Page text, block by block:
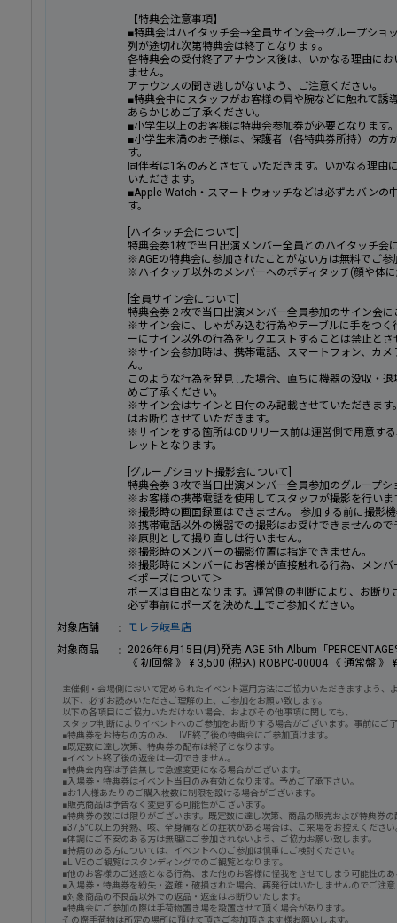
【特典会注意事項】
■特典会はハイタッチ会→全員サイン会→グループショ
列が途切れ次第特典会は終了となります。
各特典会の受付終了アナウンス後は、いかなる理由に
ません。
アナウンスの聞き逃しがないよう、ご注意ください。
■特典会中にスタッフがお客様の肩や腕などに触れて誘
あらかじめご了承ください。
■小学生以上のお客様は特典会参加券が必要となります
■小学生未満のお子様は、保護者（各特典券所持）の方
す。
同伴者は1名のみとさせていただきます。いかなる理由
いただきます。
■Apple Watch・スマートウォッチなどは必ずカバンの
す。
[ハイタッチ会について]
特典会券1枚で当日出演メンバー全員とのハイタッチ会
※AGEの特典会に参加されたことがない方は無料でご参
※ハイタッチ以外のメンバーへのボディタッチ(顔や体
[全員サイン会について]
特典会券２枚で当日出演メンバー全員参加のサイン会
※サイン会に、しゃがみ込む行為やテーブルに手をつ
ーにサイン以外の行為をリクエストすることは禁止とさ
※サイン会参加時は、携帯電話、スマートフォン、カ
ん。
このような行為を発見した場合、直ちに機器の没収・
めご了承ください。
※サイン会はサインと日付のみ記載させていただきま
はお断りさせていただきます。
※サインをする箇所はCDリリース前は運営側で用意す
レットとなります。
[グループショット撮影会について]
特典会券３枚で当日出演メンバー全員参加のグループ
※お客様の携帯電話を使用してスタッフが撮影を行いま
※撮影時の画面録画はできません。 参加する前に撮影
※携帯電話以外の機器での撮影はお受けできませんので
※原則として撮り直しは行いません。
※撮影時のメンバーの撮影位置は指定できません。
※撮影時にメンバーにお客様が直接触れる行為、メン
＜ポーズについて＞
ポーズは自由となります。運営側の判断により、お断
必ず事前にポーズを決めた上でご参加ください。
対象店舗
モレラ岐阜店
対象商品
2026年6月15日(月)発売 AGE 5th Album「
《 初回盤 》 ¥ 3,500 (税込) ROBPC-00004 《 通常盤 》
主催側・会場側において定められたイベント運用方法にご協力いただきますよう、
以下、必ずお読みいただきご理解の上、ご参加をお願い致します。
以下の各項目にご協力いただけない場合、およびその他事項に関しても、
スタッフ判断によりイベントへのご参加をお断りする場合がございます。事前にご
■特典券をお持ちの方のみ、LIVE終了後の特典会にご参加頂けます。
■既定数に達し次第、特典券の配布は終了となります。
■イベント終了後の返金は一切できません。
■特典会内容は予告無しで急遽変更になる場合がございます。
■入場券・特典券はイベント当日のみ有効となります。予めご了承下さい。
■お1人様あたりのご購入枚数に制限を設ける場合がございます。
■販売商品は予告なく変更する可能性がございます。
■特典券の数には限りがございます。既定数に達し次第、商品の販売および特典券
■37,5℃以上の発熱、咳、全身痛などの症状がある場合は、ご来場をお控えください
■体調にご不安のある方は無理にご参加されないよう、ご協力お願い致します。
■持病のある方については、イベントへのご参加は慎重にご検討ください。
■LIVEのご観覧はスタンディングでのご観覧となります。
■他のお客様のご迷惑となる行為、また他のお客様に怪我をさせてしまう可能性の
■入場券・特典券を紛失・盗難・破損された場合、再発行はいたしませんのでご注
■対象商品の不良品以外での返品・返金はお断りいたします。
■特典会にご参加の際は手荷物置き場を設置させて頂く場合があります。
その際手荷物は所定の場所に預けて頂きご参加頂きます様お願いします。